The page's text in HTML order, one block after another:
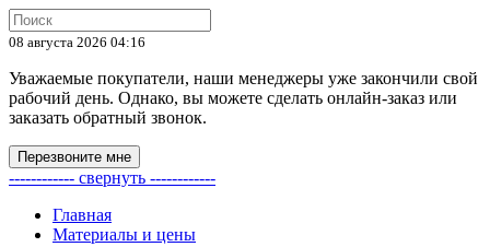
08 августа 2026 04:16
Уважаемые покупатели, наши менеджеры уже закончили свой
рабочий день. Однако, вы можете сделать онлайн-заказ или
заказать обратный звонок.
Перезвоните мне
------------ свернуть ------------
Главная
Материалы и цены